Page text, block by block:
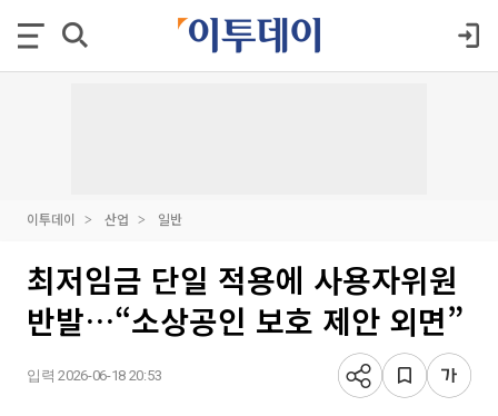
이투데이 산업 일반
최저임금 단일 적용에 사용자위원
반발…“소상공인 보호 제안 외면”
입력 2026-06-18 20:53